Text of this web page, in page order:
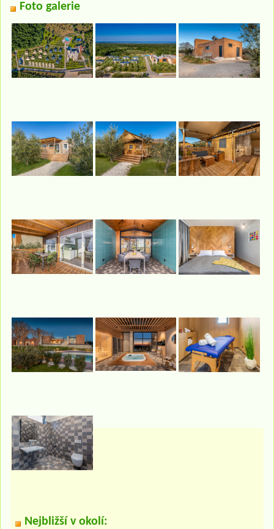
Foto galerie
Nejbližší v okolí: